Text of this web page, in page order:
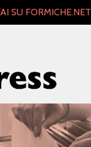
SU FORMICHE.NET